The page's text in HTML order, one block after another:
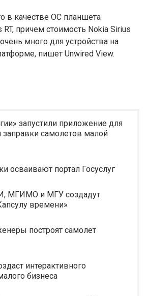
в качестве ОС планшета
причем стоимость Nokia Sirius
много для устройства на
пишет Unwired View.
запустили приложение для
заправки самолетов малой
осваивают портал Госуслуг
МГИМО и МГУ создадут
времени»
построят самолет
интерактивного
бизнеса